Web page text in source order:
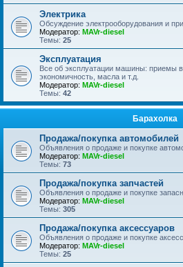
Электрика
Обсуждение электрооборудования и
Модератор: MAVr-diesel
Темы: 25
Эксплуатация
Все об эксплуатации машины: приемы
экономичность, масла и т.д.
Модератор: MAVr-diesel
Темы: 42
Барахолка
Продажа/покупка автомобилей
Объявления о продаже и покупке
Модератор: MAVr-diesel
Темы: 73
Продажа/покупка запчастей
Объявления о продаже и покупке
Модератор: MAVr-diesel
Темы: 305
Продажа/покупка аксессуаров
Объявления о продаже и покупке
Модератор: MAVr-diesel
Темы: 25